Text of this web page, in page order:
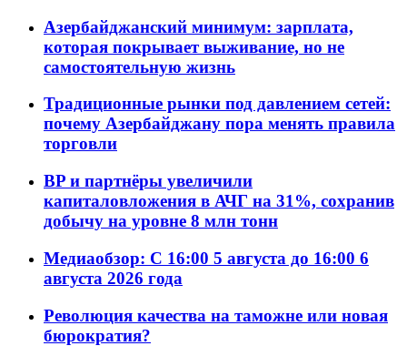
Азербайджанский минимум: зарплата,
которая покрывает выживание, но не
самостоятельную жизнь
Традиционные рынки под давлением сетей:
почему Азербайджану пора менять правила
торговли
BP и партнёры увеличили
капиталовложения в АЧГ на 31%, сохранив
добычу на уровне 8 млн тонн
Медиаобзор: С 16:00 5 августа до 16:00 6
августа 2026 года
Революция качества на таможне или новая
бюрократия?